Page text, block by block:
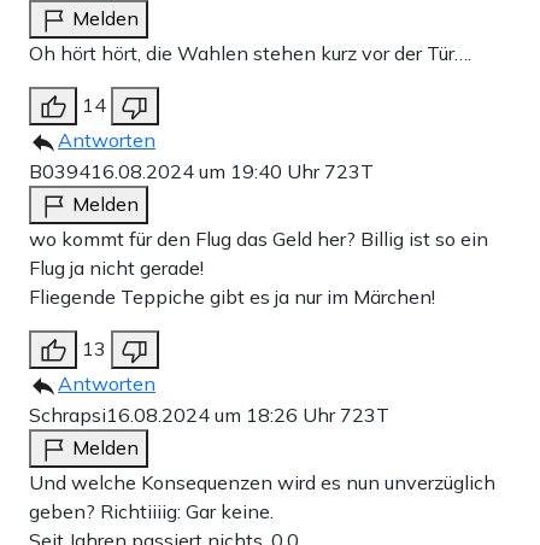
Melden
Oh hört hört, die Wahlen stehen kurz vor der Tür….
14
Antworten
B039416.08.2024 um 19:40 Uhr 723T
Melden
wo kommt für den Flug das Geld her? Billig ist so ein
Flug ja nicht gerade!
Fliegende Teppiche gibt es ja nur im Märchen!
13
Antworten
Schrapsi16.08.2024 um 18:26 Uhr 723T
Melden
Und welche Konsequenzen wird es nun unverzüglich
geben? Richtiiiig: Gar keine.